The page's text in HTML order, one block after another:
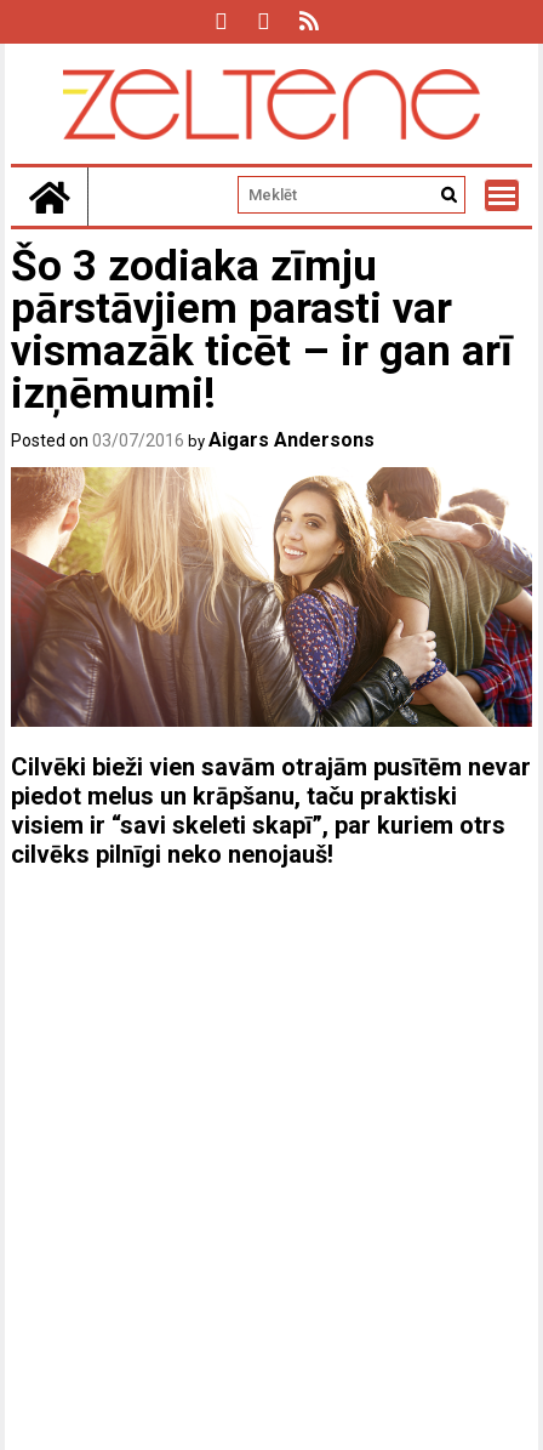
Šo 3 zodiaka zīmju
pārstāvjiem parasti var
vismazāk ticēt – ir gan arī
izņēmumi!
Posted on03/07/2016 byAigars Andersons
Cilvēki bieži vien savām otrajām pusītēm nevar
piedot melus un krāpšanu, taču praktiski
visiem ir “savi skeleti skapī”, par kuriem otrs
cilvēks pilnīgi neko nenojauš!